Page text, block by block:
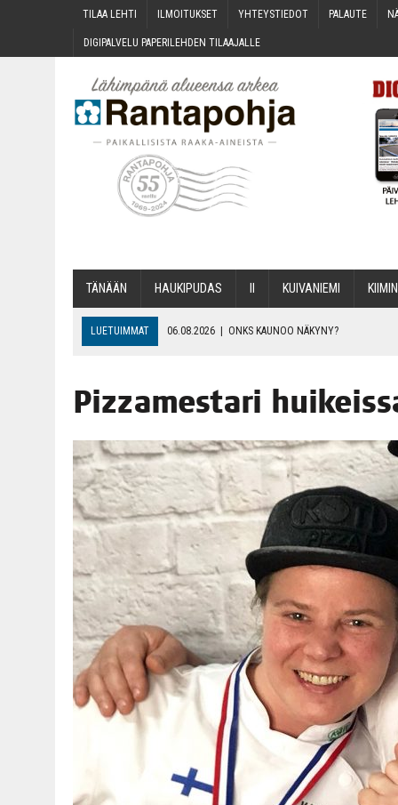
TILAA LEH­TI ILMOI­TUK­SET YHTEYS­TIE­DOT PALAU­TE
DIGI­PAL­VE­LU PAPE­RI­LEH­DEN TILAAJALLE
TÄNÄÄN HAU­KI­PU­DAS KUI­VA­NIE­MI
LUETUIMMAT 06.08.2026 | ONKS KAU­NOO NÄKYNY?
06.08.2026 OPIN­TOI­HIN KAN­SA­LAIS­OPIS­TOS­SA VOI SAA­DA
06.08.2026 KII­MIN­KI­PÄI­VÄT JÄR­JES­TE­TÄÄN PERIN­TEI­TÄ
Pizza­mes­ta­ri